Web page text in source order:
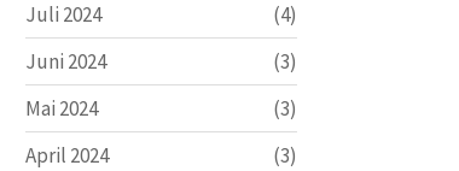
Juli 2024
(4)
Juni 2024
(3)
Mai 2024
(3)
April 2024
(3)